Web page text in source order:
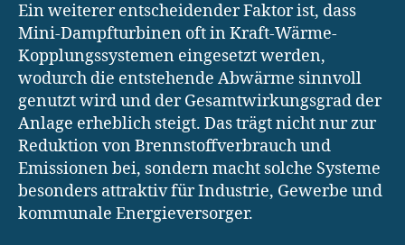
Ein weiterer entscheidender Faktor ist, dass
Mini-Dampfturbinen oft in Kraft-Wärme-
Kopplungssystemen eingesetzt werden,
wodurch die entstehende Abwärme sinnvoll
genutzt wird und der Gesamtwirkungsgrad der
Anlage erheblich steigt. Das trägt nicht nur zur
Reduktion von Brennstoffverbrauch und
Emissionen bei, sondern macht solche Systeme
besonders attraktiv für Industrie, Gewerbe und
kommunale Energieversorger.